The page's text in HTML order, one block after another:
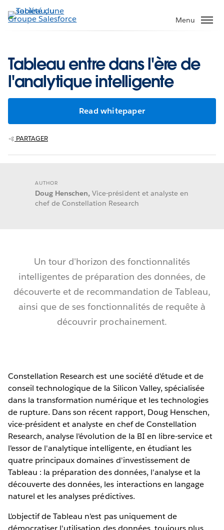
Aller
au
Menu
Tableau entre dans l'ère de
l'analytique intelligente
Read whitepaper
PARTAGER
AUTHOR
Doug Henschen, Vice-président et analyste en
chef de Constellation Research
Un tour d'horizon des fonctionnalités
intelligentes de préparation des données, de
découverte et de recommandation de Tableau,
ainsi que de ses fonctionnalités de requête à
découvrir prochainement.
Constellation Research est une société d'étude et de
conseil technologique de la Silicon Valley, spécialisée
dans la transformation numérique et les technologies
de rupture. Dans son récent rapport, Doug Henschen,
vice-président et analyste en chef de Constellation
Research, analyse l'évolution de la BI en libre-service et
l'essor de l'analytique intelligente, en étudiant les
quatre principaux domaines d'investissement de
Tableau : la préparation des données, l'analyse et la
découverte des données, les interactions en langage
naturel et les analyses prédictives.
L'objectif de Tableau n'est pas uniquement de